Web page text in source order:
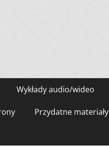
Wykłady audio/wideo
Przydatne materiały